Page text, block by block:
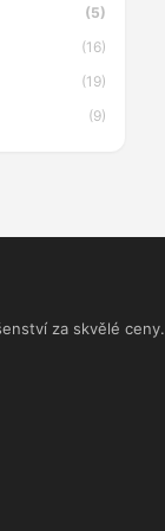
(5)
(16)
(19)
(9)
za skvělé ceny.